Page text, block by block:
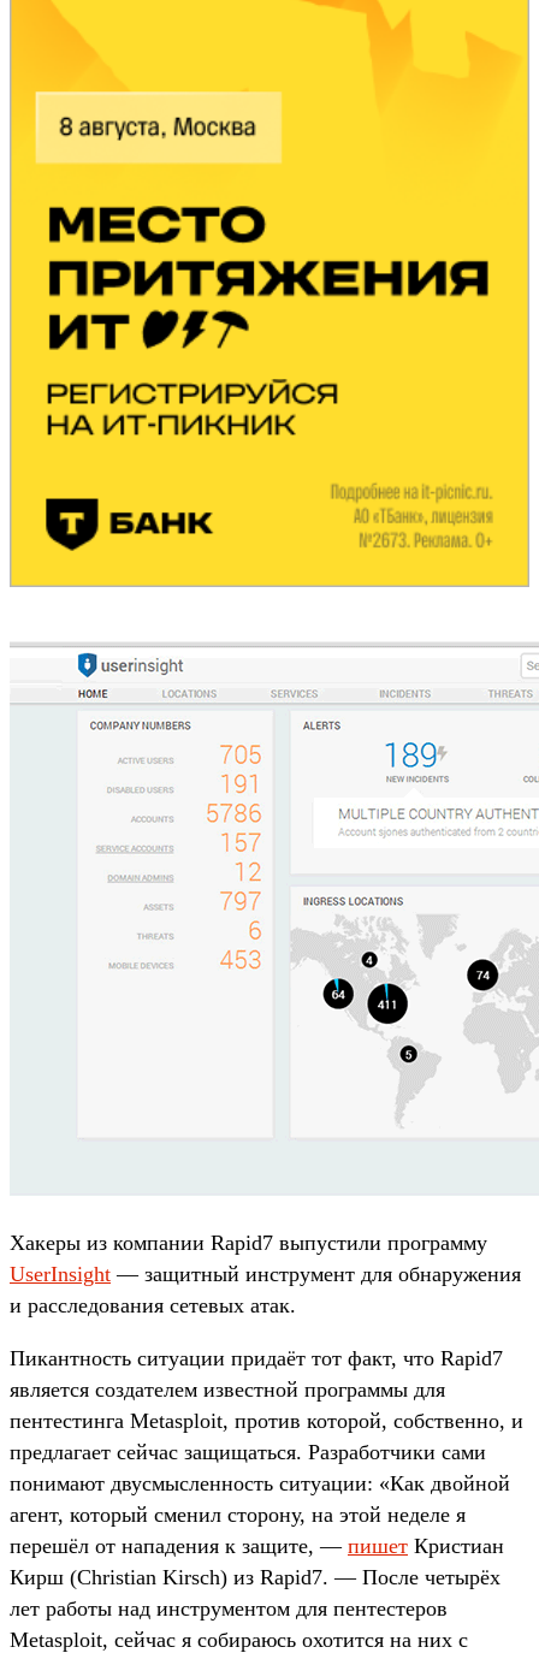
Хакеры из компании Rapid7 выпустили программу
UserInsight — защитный инструмент для обнаружения
и расследования сетевых атак.
Пикантность ситуации придаёт тот факт, что Rapid7
является создателем известной программы для
пентестинга Metasploit, против которой, собственно, и
предлагает сейчас защищаться. Разработчики сами
понимают двусмысленность ситуации: «Как двойной
агент, который сменил сторону, на этой неделе я
перешёл от нападения к защите, — пишет Кристиан
Кирш (Christian Kirsch) из Rapid7. — После четырёх
лет работы над инструментом для пентестеров
Metasploit, сейчас я собираюсь охотится на них с